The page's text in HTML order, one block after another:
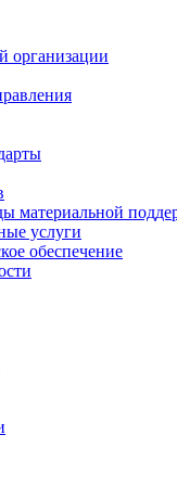
организации
материальной
услуги
обеспечение